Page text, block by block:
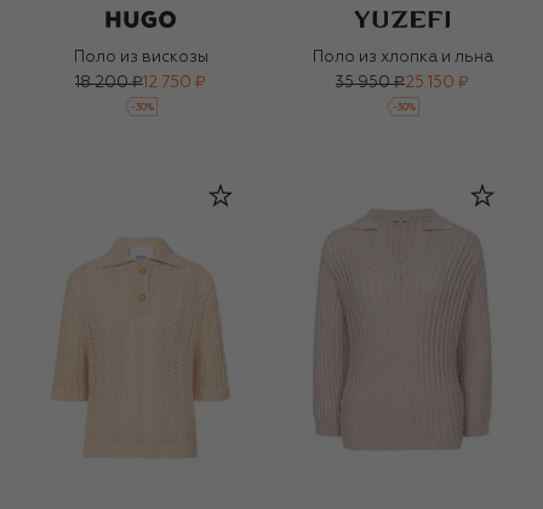
Поло из вискозы
18 200 ₽ 12 750 ₽
-30%
Поло из хлопка и льна
35 950 ₽25 150 ₽
-30%